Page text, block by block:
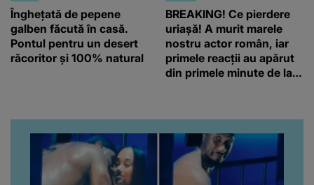
Înghețată de pepene
galben făcută în casă.
Pontul pentru un desert
răcoritor și 100% natural
BREAKING! Ce pierdere
uriașă! A murit marele
nostru actor român, iar
primele reacții au apărut
din primele minute de la
pentru el...” Ce s-a aflat
până în acest moment